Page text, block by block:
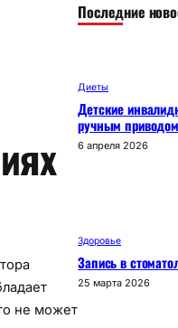
не может
Последние
Диеты
Детские
ручным приводом
6 апреля 2026
Здоровье
Запись в
25 марта 2026